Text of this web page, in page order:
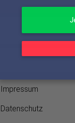
Impressum
Datenschutz